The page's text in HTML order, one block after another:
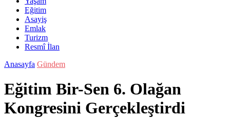
Eğitim
Asayiş
Emlak
Turizm
Resmî İlan
Anasayfa Gündem
Eğitim Bir-Sen 6. Olağan
Kongresini Gerçekleştirdi